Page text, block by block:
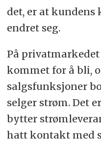
det, er at
endret seg.
På
kommet for å bli,
salgsfunksjoner
selger strøm. Det
bytter
hatt kontakt med